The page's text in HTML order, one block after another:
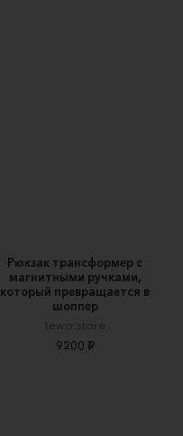
Рюкзак трансформер с
магнитными ручками,
который превращается в
шоппер
tewo.store
9200 ₽